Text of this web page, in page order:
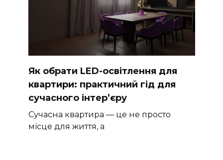
Як обрати LED-освітлення для
квартири: практичний гід для
сучасного інтер’єру
Сучасна квартира — це не просто
місце для життя, а